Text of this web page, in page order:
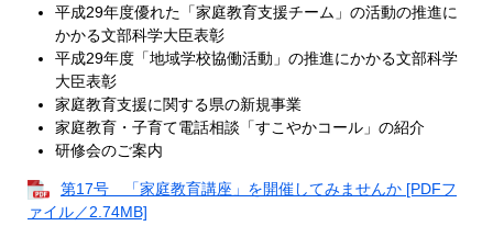
平成29年度優れた「家庭教育支援チーム」の活動の推進に
かかる文部科学大臣表彰
平成29年度「地域学校協働活動」の推進にかかる文部科学
大臣表彰
家庭教育支援に関する県の新規事業
家庭教育・子育て電話相談「すこやかコール」の紹介
研修会のご案内
第17号 「家庭教育講座」を開催してみませんか [PDFフ
ァイル／2.74MB]